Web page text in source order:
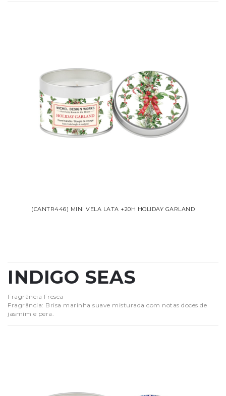
(CANTR446) MINI VELA LATA +20H HOLIDAY GARLAND
INDIGO SEAS
Fragrância Fresca
Fragrância: Brisa marinha suave misturada com notas doces de
jasmim e pera.